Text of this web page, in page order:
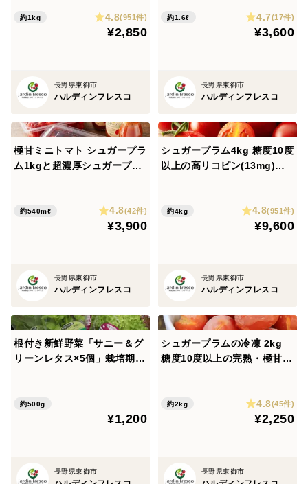
ジュース：18.5mg/100g
2025.11.09 日本食品分析センター調べ（時期や環境に
こちらも生のシュガープラムより含有量が上回りまし
※生のシュガープラムは、リコピン13mg/100g：一般的
なミニトマトの約1.6倍
こんな時にはシュガープラムジュースでリコピンも
-------------------------------------
シュガープラムジュース成分
1.シュガープラム
生のシュガープラムよりもさらに濃厚な甘味とうま味を
2.酸味料（クエン酸）
になる(300003)
約1kg 4.8(951件)
¥2,850
長野県東御市
ハルディンフレスコ
77)
約1.6ℓ 4.7(17件)
¥3,600
長野県東御市
ハルディンフレスコ
極甘ミニトマト シュガープラ
ム1kgと超濃厚シュガープラ
以上)(300015)
約540mℓ 4.8(42件)
¥3,900
長野県東御市
ハルディンフレスコ
シュガープラム4kg 糖度10度
以上の高リコピン(13mg)極
になる(300005)
約4kg 4.8(951件)
¥9,600
長野県東御市
ハルディンフレスコ
根付き新鮮野菜「サニー＆グ
リーンレタス×5個」栽培期間
約500g
¥1,200
長野県東御市
シュガープラムの冷凍 2kg
糖度10度以上の完熟・極甘・
約2kg 4.8(45件)
¥2,250
長野県東御市